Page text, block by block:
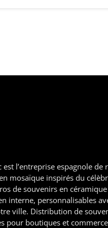
est l’entreprise espagnole de
mosaïque inspirés du
de souvenirs en
interne, personnalisables
ville. Distribution de
pour boutiques et